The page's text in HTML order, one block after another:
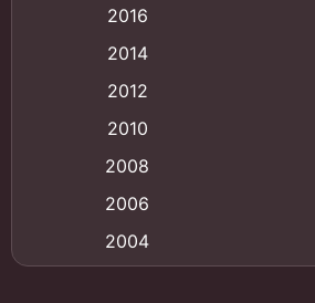
Animation แอนิเมชัน
(9)
Big tits (นมใหญ่)
Bitch (ผู้หญิงร่าน)
2016
2014
2012
2010
2008
2006
2004